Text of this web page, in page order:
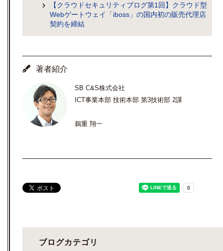
【クラウドセキュリティブログ第1回】クラウド型
Webゲートウェイ「iboss」の国内初の販売代理店
契約を締結
著者紹介
SB C&S株式会社
ICT事業本部 技術本部 第3技術部 2課
鵜重 翔一
ブログカテゴリ